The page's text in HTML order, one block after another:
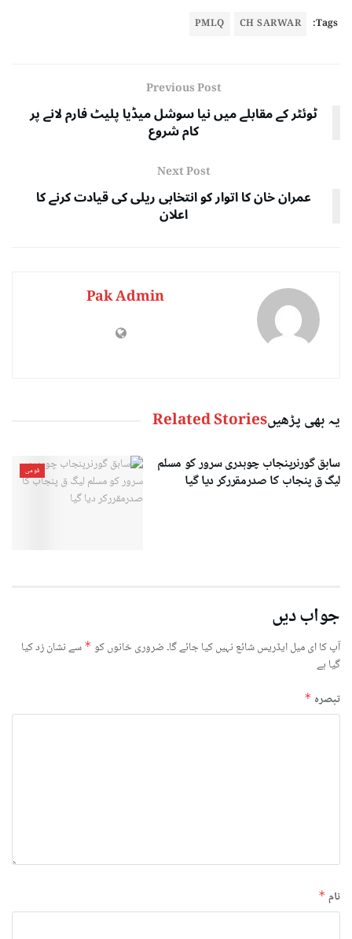
Tags:
CH SARWAR
PMLQ
Previous Post
ٹوئٹر کے مقابلے میں نیا سوشل میڈیا پلیٹ فارم لانے پر
کام شروع
Next Post
عمران خان کا اتوار کو انتخابی ریلی کی قیادت کرنے کا
اعلان
Pak Admin
یہ بھی پڑھیںRelated Stories
قومی
سابق گورنرپنجاب چوہدری سرور کو مسلم
لیگ ق پنجاب کا صدرمقررکر دیا گیا
جواب دیں
آپ کا ای میل ایڈریس شائع نہیں کیا جائے گا۔ضروری خانوں کو * سے نشان زد کیا
گیا ہے
تبصرہ *
نام *